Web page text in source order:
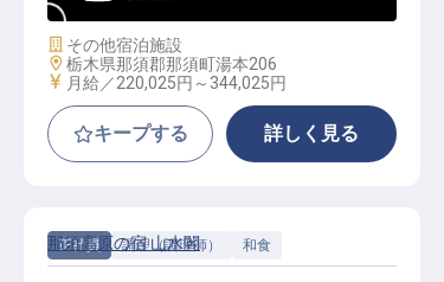
施設業態
その他宿泊施設
勤務地
栃木県那須郡那須町湯本206
給与
月給／220,025円～ 344,025円
キープする 詳しく見る
正社員 調理（調理師） 和食
那須高原の宿 山水閣